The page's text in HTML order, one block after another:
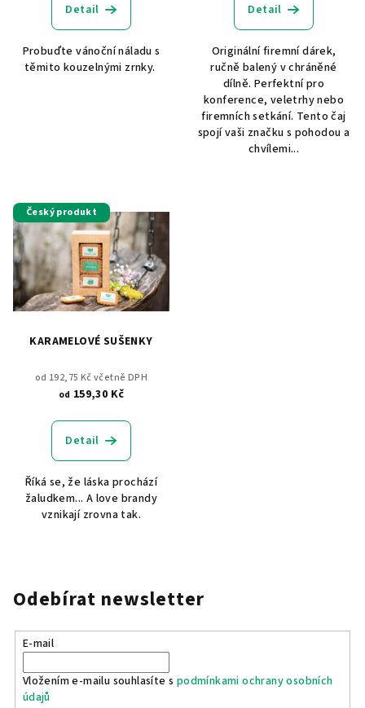
Detail
Probuďte vánoční náladu s
těmito kouzelnými zrnky.
Detail
Originální firemní dárek,
ručně balený v chráněné
dílně. Perfektní pro
konference, veletrhy nebo
firemních setkání. Tento čaj
spojí vaši značku s pohodou a
chvílemi...
Český produkt
KARAMELOVÉ SUŠENKY
od 192,75 Kč včetně DPH
od 159,30 Kč
Detail
Říká se, že láska prochází
žaludkem... A love brandy
vznikají zrovna tak.
Odebírat newsletter
E-mail
Vložením e-mailu souhlasíte s podmínkami ochrany osobních
údajů